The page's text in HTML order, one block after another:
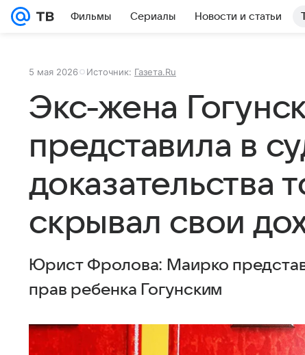
Фильмы Сериалы Новости и статьи
5 мая 2026 Источник: Газета.Ru
Экс-жена
представила в
доказательства
скрывал свои
Юрист Фролова: Маирко
прав ребенка Гогунским